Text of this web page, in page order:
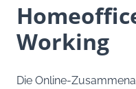
Working
Die Online-